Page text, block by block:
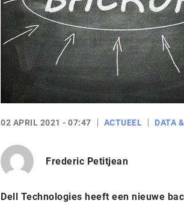
02 APRIL 2021 - 07:47 ACTUEEL DATA
Frederic Petitjean
Dell Technologies heeft een nieuwe